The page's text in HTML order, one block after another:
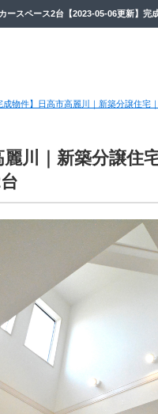
成物件】日高市高麗川｜新築分譲住宅
麗川｜新築分譲住